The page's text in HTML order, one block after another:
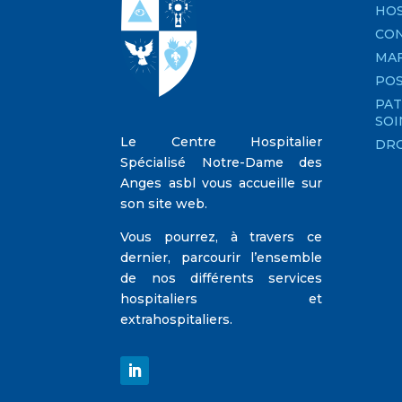
Le Centre Hospitalier
Spécialisé Notre-Dame des
Anges asbl vous accueille sur
son site web.
Vous pourrez, à travers ce
dernier, parcourir l’ensemble
de nos différents services
hospitaliers et
extrahospitaliers.